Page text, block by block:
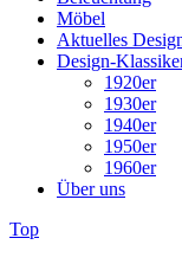
Möbel
Aktuelles
Design-
1920er
1930er
1940er
1950er
1960er
Über uns
Top